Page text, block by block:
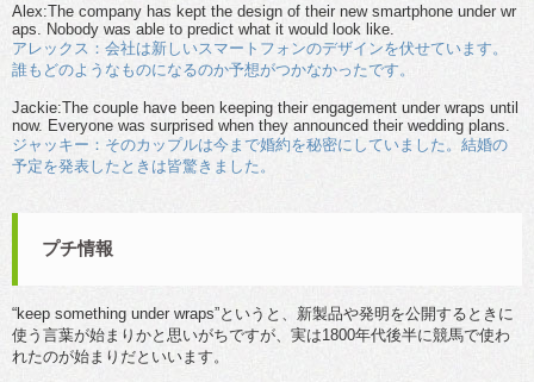
Alex:The company has kept the design of their new smartphone under wr
aps. Nobody was able to predict what it would look like.
アレックス：会社は新しいスマートフォンのデザインを伏せています。
誰もどのようなものになるのか予想がつかなかったです。
Jackie:The couple have been keeping their engagement under wraps until
now. Everyone was surprised when they announced their wedding plans.
ジャッキー：そのカップルは今まで婚約を秘密にしていました。結婚の
予定を発表したときは皆驚きました。
プチ情報
“keep something under wraps”というと、新製品や発明を公開するときに
使う言葉が始まりかと思いがちですが、実は1800年代後半に競馬で使わ
れたのが始まりだといいます。